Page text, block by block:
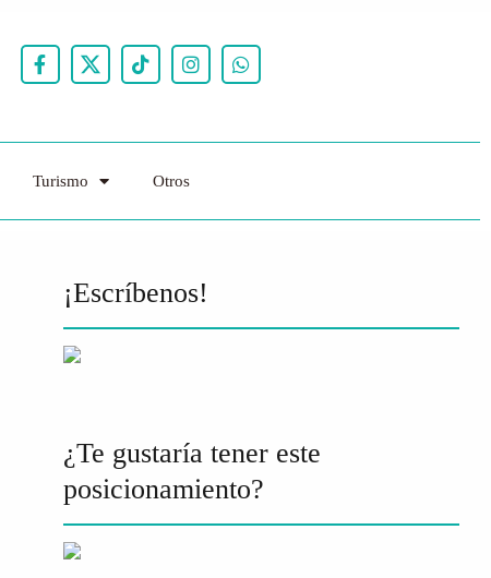
Turismo Otros
¡Escríbenos!
¿Te gustaría tener este
posicionamiento?